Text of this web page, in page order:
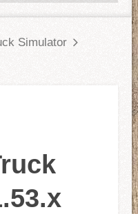
Simulator